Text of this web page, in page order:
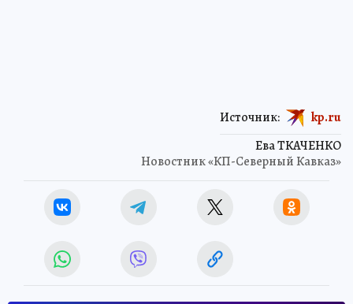
Ева ТКАЧЕНКО
Новостник «КП-Северный Кавказ»
Источник: kp.ru